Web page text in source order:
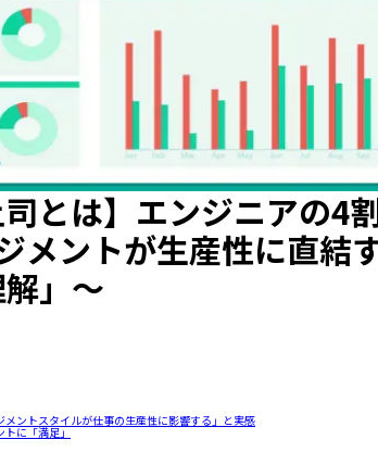
とは】エンジニアの
ントが生産性に直結
」〜
ントスタイルが仕事の生産性に影響する」と実感
トに「満足」